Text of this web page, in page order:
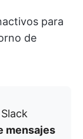
para
de
mensajes